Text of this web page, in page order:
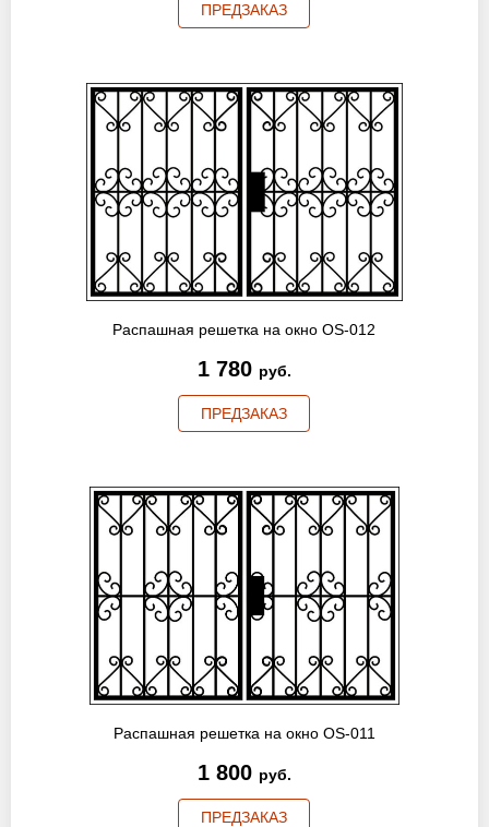
ПРЕДЗАКАЗ
Распашная решетка на окно OS-012
1 780 руб.
ПРЕДЗАКАЗ
Распашная решетка на окно OS-011
1 800 руб.
ПРЕДЗАКАЗ